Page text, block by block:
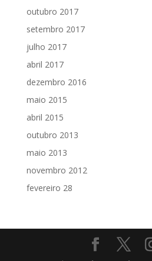
outubro 2017
setembro 2017
julho 2017
abril 2017
dezembro 2016
maio 2015
abril 2015
outubro 2013
maio 2013
novembro 2012
fevereiro 28